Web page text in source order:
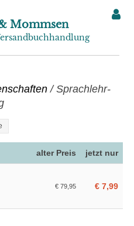
Mommsen
/ Sprachlehr-
alter Preis jetzt nur
€ 79,95 € 7,99